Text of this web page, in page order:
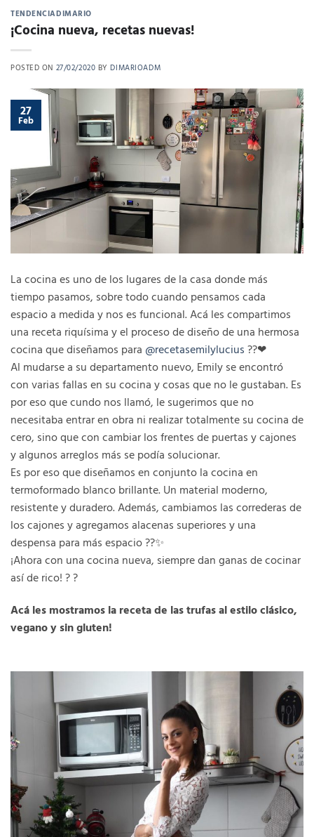
TENDENCIADIMARIO
¡Cocina nueva, recetas nuevas!
POSTED ON 27/02/2020 BYDIMARIOADM
27
Feb
La cocina es uno de los lugares de la casa donde más
tiempo pasamos, sobre todo cuando pensamos cada
espacio a medida y nos es funcional. Acá les compartimos
una receta riquísima y el proceso de diseño de una hermosa
cocina que diseñamos para @recetasemilylucius ??❤
Al mudarse a su departamento nuevo, Emily se encontró
con varias fallas en su cocina y cosas que no le gustaban. Es
por eso que cundo nos llamó, le sugerimos que no
necesitaba entrar en obra ni realizar totalmente su cocina de
cero, sino que con cambiar los frentes de puertas y cajones
y algunos arreglos más se podía solucionar.
Es por eso que diseñamos en conjunto la cocina en
termoformado blanco brillante. Un material moderno,
resistente y duradero. Además, cambiamos las correderas de
los cajones y agregamos alacenas superiores y una
despensa para más espacio ??✨
¡Ahora con una cocina nueva, siempre dan ganas de cocinar
así de rico! ? ?
Acá les mostramos la receta de las trufas al estilo clásico,
vegano y sin gluten!